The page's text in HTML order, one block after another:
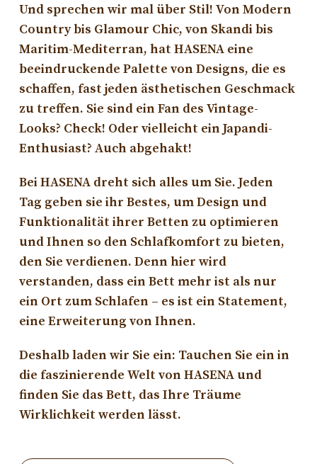
Und sprechen wir mal über Stil! Von Modern
Country bis Glamour Chic, von Skandi bis
Maritim-Mediterran, hat HASENA eine
beeindruckende Palette von Designs, die es
schaffen, fast jeden ästhetischen Geschmack
zu treffen. Sie sind ein Fan des Vintage-
Looks? Check! Oder vielleicht ein Japandi-
Enthusiast? Auch abgehakt!
Bei HASENA dreht sich alles um Sie. Jeden
Tag geben sie ihr Bestes, um Design und
Funktionalität ihrer Betten zu optimieren
und Ihnen so den Schlafkomfort zu bieten,
den Sie verdienen. Denn hier wird
verstanden, dass ein Bett mehr ist als nur
ein Ort zum Schlafen – es ist ein Statement,
eine Erweiterung von Ihnen.
Deshalb laden wir Sie ein: Tauchen Sie ein in
die faszinierende Welt von HASENA und
finden Sie das Bett, das Ihre Träume
Wirklichkeit werden lässt.